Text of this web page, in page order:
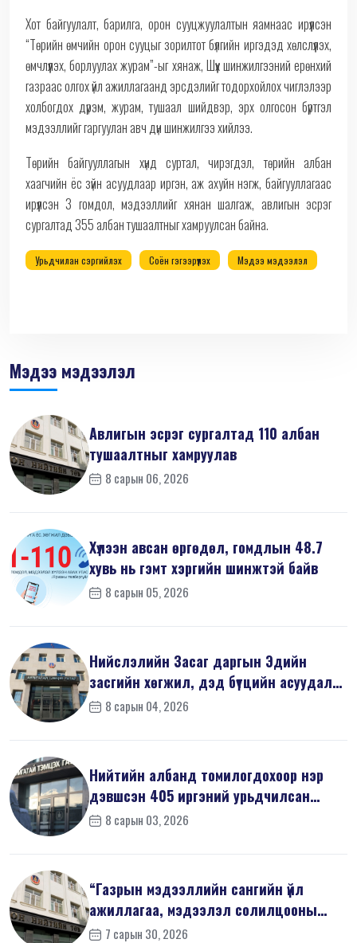
Хот байгуулалт, барилга, орон сууцжуулалтын яамнаас ирүүлсэн
“Төрийн өмчийн орон сууцыг зорилтот бүлгийн иргэдэд хөлслүүлэх,
өмчлүүлэх, борлуулах журам”-ыг хянаж, Шүүх шинжилгээний ерөнхий
газраас олгох үйл ажиллагаанд эрсдэлийг тодорхойлох чиглэлээр
холбогдох дүрэм, журам, тушаал шийдвэр, эрх олгосон бүртгэл
мэдээллийг гаргуулан авч дүн шинжилгээ хийлээ.
Төрийн байгууллагын хүнд суртал, чирэгдэл, төрийн албан
хаагчийн ёс зүйн асуудлаар иргэн, аж ахуйн нэгж, байгууллагаас
ирүүлсэн 3 гомдол, мэдээллийг хянан шалгаж, авлигын эсрэг
сургалтад 355 албан тушаалтныг хамруулсан байна.
Урьдчилан сэргийлэх Соён гэгээрүүлэх Мэдээ мэдээлэл
Мэдээ мэдээлэл
Авлигын эсрэг сургалтад 110 албан
тушаалтныг хамруулав
8 сарын 06, 2026
Хүлээн авсан өргөдөл, гомдлын 48.7
хувь нь гэмт хэргийн шинжтэй байв
8 сарын 05, 2026
Нийслэлийн Засаг даргын Эдийн
засгийн хөгжил, дэд бүтцийн асуудал
хари...
8 сарын 04, 2026
Нийтийн албанд томилогдохоор нэр
дэвшсэн 405 иргэний урьдчилсан
мэдүүл...
8 сарын 03, 2026
“Газрын мэдээллийн сангийн үйл
ажиллагаа, мэдээлэл солилцооны
журам”-...
7 сарын 30, 2026